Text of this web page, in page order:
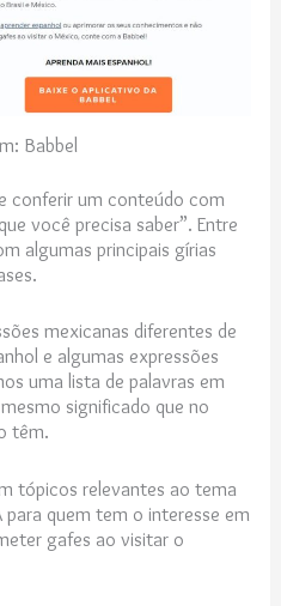
Babbel
conferir um conteúdo com
você precisa saber”. Entre
algumas principais gírias
mexicanas diferentes de
e algumas expressões
uma lista de palavras em
significado que no
têm.
tópicos relevantes ao tema
para quem tem o interesse em
gafes ao visitar o